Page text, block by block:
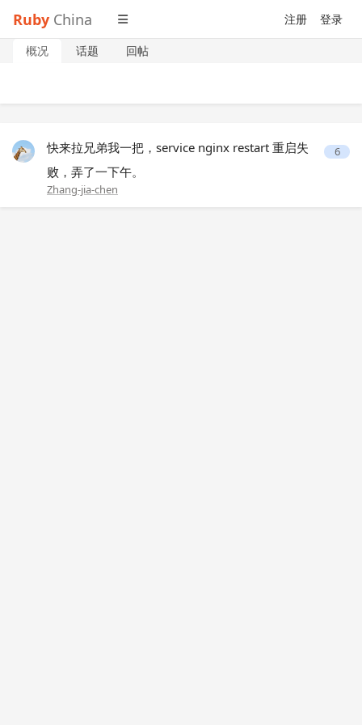
Ruby China 注册 登录
概况 话题 回帖
快来拉兄弟我一把，service nginx restart 重启失
败，弄了一下午。
Zhang-jia-chen
6